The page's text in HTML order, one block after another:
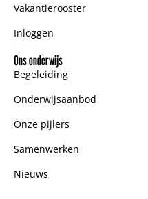
Vakantierooster
Inloggen
Ons onderwijs
Begeleiding
Onderwijsaanbod
Onze pijlers
Samenwerken
Nieuws